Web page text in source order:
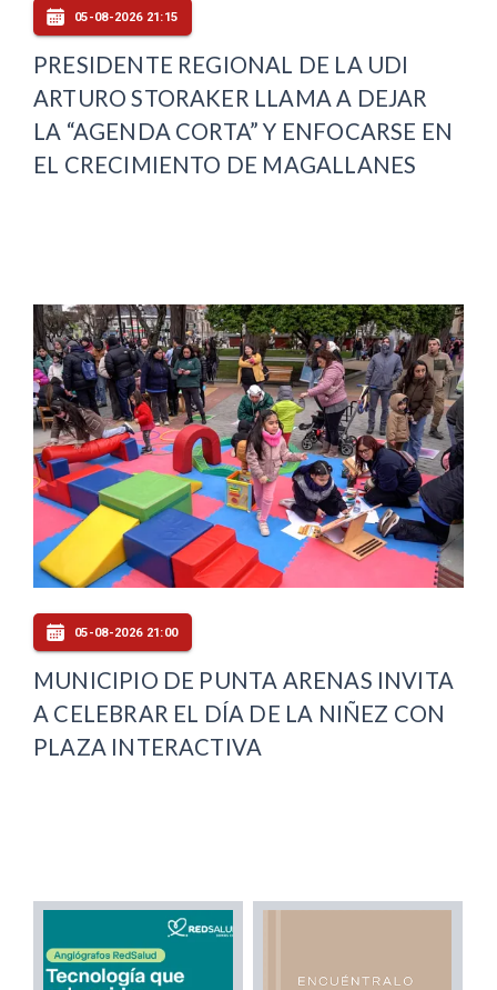
05-08-2026 21:15
PRESIDENTE REGIONAL DE LA UDI
ARTURO STORAKER LLAMA A DEJAR
LA “AGENDA CORTA” Y ENFOCARSE EN
EL CRECIMIENTO DE MAGALLANES
05-08-2026 21:00
MUNICIPIO DE PUNTA ARENAS INVITA
A CELEBRAR EL DÍA DE LA NIÑEZ CON
PLAZA INTERACTIVA